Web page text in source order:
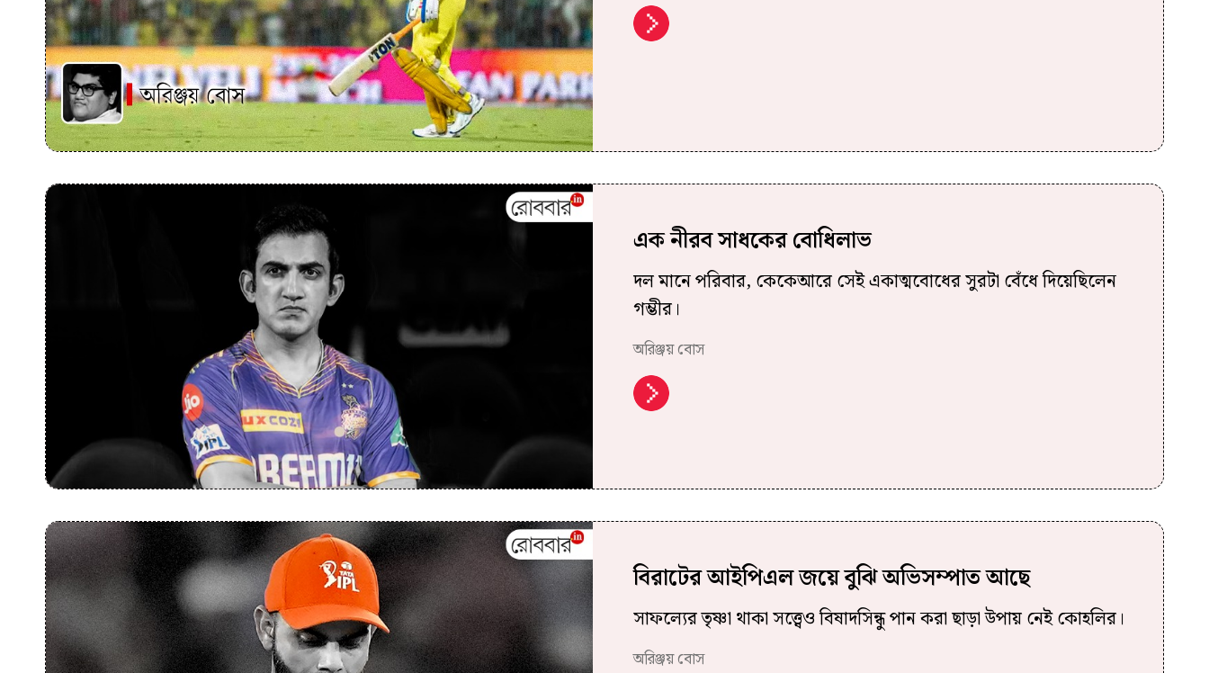
এক নীরব সাধকের বোধিলাভ
দল মানে পরিবার, কেকেআরে সেই একাত্মবোধের সুরটা বেঁধে দিয়েছিলেন
গম্ভীর।
অরিঞ্জয় বোস
বিরাটের আইপিএল জয়ে বুঝি অভিসম্পাত আছে
সাফল্যের তৃষ্ণা থাকা সত্ত্বেও বিষাদসিন্ধু পান করা ছাড়া উপায় নেই কোহলির।
অরিঞ্জয় বোস